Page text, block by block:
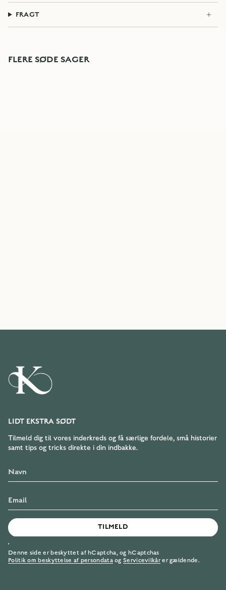
FRAGT
FLERE SØDE SAGER
LIDT EKSTRA SØDT
Tilmeld dig til vores inderkreds og få særlige fordele, små historier
samt tips og tricks direkte i din indbakke.
TILMELD
'
Denne side er beskyttet af hCaptcha, og hCaptchas
Politik om beskyttelse af persondataogServicevilkårer gældende.